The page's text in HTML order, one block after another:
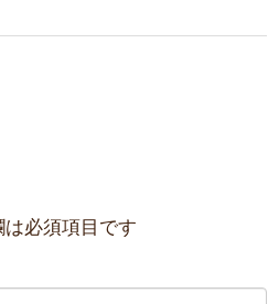
必須項目です